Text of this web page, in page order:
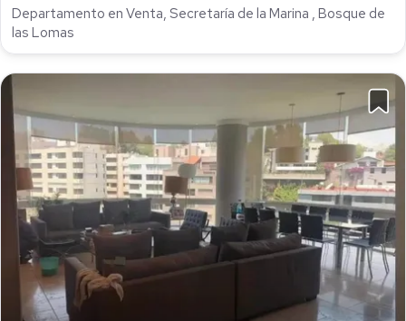
Departamento en Venta, Secretaría de la Marina , Bosque de
las Lomas